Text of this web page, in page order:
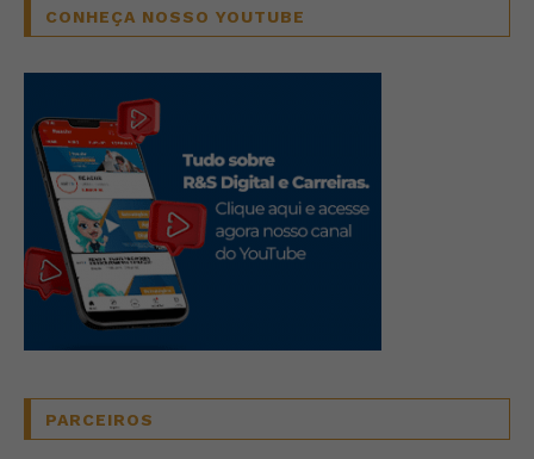
CONHEÇA NOSSO YOUTUBE
PARCEIROS